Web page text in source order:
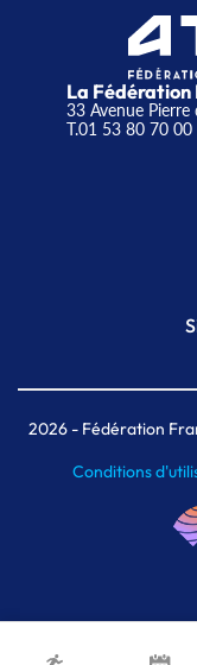
La
33 Avenue
T.01 53 80 70 00
2026- Fédération
Conditions